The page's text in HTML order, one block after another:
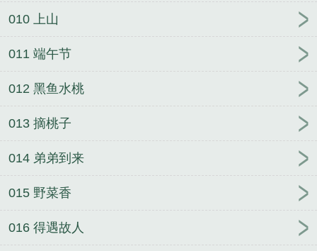
010 上山
011 端午节
012 黑鱼水桃
013 摘桃子
014 弟弟到来
015 野菜香
016 得遇故人